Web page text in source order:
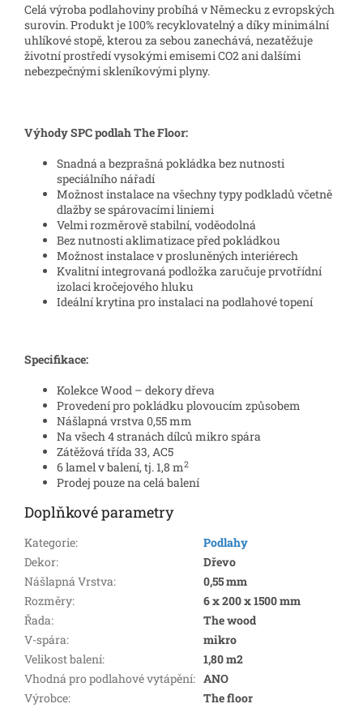
Celá výroba podlahoviny probíhá v Německu z evropských
surovin. Produkt je 100% recyklovatelný a díky minimální
uhlíkové stopě, kterou za sebou zanechává, nezatěžuje
životní prostředí vysokými emisemi CO2 ani dalšími
nebezpečnými skleníkovými plyny.
Výhody SPC podlah The Floor:
Snadná a bezprašná pokládka bez nutnosti
speciálního nářadí
Možnost instalace na všechny typy podkladů včetně
dlažby se spárovacími liniemi
Velmi rozměrově stabilní, voděodolná
Bez nutnosti aklimatizace před pokládkou
Možnost instalace v prosluněných interiérech
Kvalitní integrovaná podložka zaručuje prvotřídní
izolaci kročejového hluku
Ideální krytina pro instalaci na podlahové topení
Specifikace:
Kolekce Wood – dekory dřeva
Provedení pro pokládku plovoucím způsobem
Nášlapná vrstva 0,55 mm
Na všech 4 stranách dílců mikro spára
Zátěžová třída 33, AC5
6 lamel v balení, tj. 1,8 m2
Prodej pouze na celá balení
Doplňkové parametry
Kategorie:
Podlahy
Dekor:
Dřevo
Nášlapná Vrstva:
0,55 mm
Rozměry:
6 x 200 x 1500 mm
Řada:
The wood
V-spára:
mikro
Velikost balení:
1,80 m2
Vhodná pro podlahové vytápění: ANO
Výrobce:
The floor